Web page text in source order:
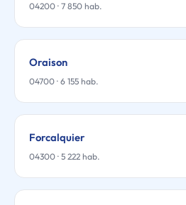
04200 · 7 850 hab.
Oraison
04700 · 6 155 hab.
Forcalquier
04300 · 5 222 hab.